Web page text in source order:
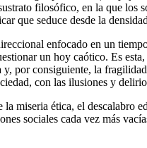
filosófico, en la que los
que seduce desde la
enfocado en un
un hoy caótico. Es
por consiguiente, la
con las ilusiones y
miseria ética, el descalabro
sociales cada vez más